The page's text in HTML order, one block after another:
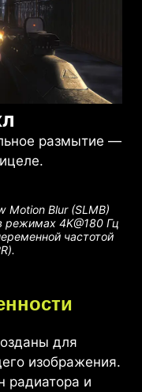
размытие —
Motion Blur (SLMB)
режимах 4K@180 Гц
частотой
для
изображения.
радиатора и